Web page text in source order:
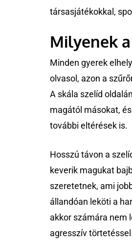
társasjátékokkal,
Milyenek
Minden gyerek
olvasol, azon a
A skála szelíd
magától másokat,
további eltérések is.
Hosszú távon a
keverik magukat
szeretetnek, ami
állandóan leköti a
akkor számára nem
agresszív